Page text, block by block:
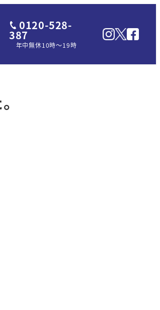
0120-528-
387
年中無休10時～19時